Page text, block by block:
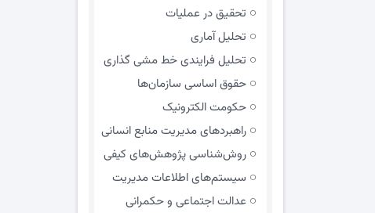
تحقیق در عملیات
تحلیل آماری
تحلیل فرایندی خط مشی گذاری
حقوق اساسی سازمان‌ها
حکومت الکترونیک
راهبردهای مدیریت منابع انسانی
روش‌شناسی پژوهش‌های کیفی
سیستم‌های اطلاعات مدیریت
عدالت اجتماعی و حکمرانی